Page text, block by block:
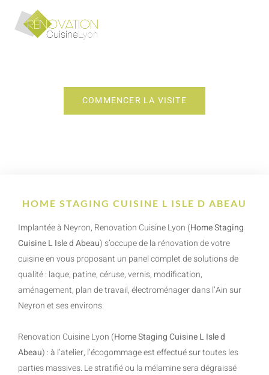
COMMENCER LA VISITE
HOME STAGING CUISINE L ISLE D ABEAU
Implantée à Neyron, Renovation Cuisine Lyon (Home Staging
Cuisine L Isle d Abeau) s’occupe de la rénovation de votre
cuisine en vous proposant un panel complet de solutions de
qualité : laque, patine, céruse, vernis, modification,
aménagement, plan de travail, électroménager dans l’Ain sur
Neyron et ses environs.
Renovation Cuisine Lyon (Home Staging Cuisine L Isle d
Abeau) : à l’atelier, l’écogommage est effectué sur toutes les
parties massives. Le stratifié ou la mélamine sera dégraissé